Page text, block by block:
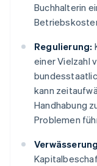
Buchhalterin
Regulierung:
einer Vielzahl
kann
Handhabung
Problemen